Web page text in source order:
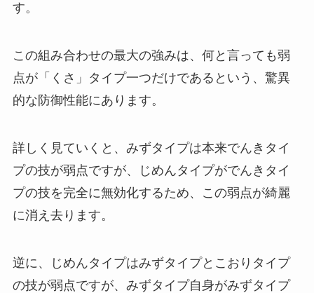
す。
この組み合わせの最大の強みは、何と言っても弱
点が「くさ」タイプ一つだけであるという、驚異
的な防御性能にあります。
詳しく見ていくと、みずタイプは本来でんきタイ
プの技が弱点ですが、じめんタイプがでんきタイ
プの技を完全に無効化するため、この弱点が綺麗
に消え去ります。
逆に、じめんタイプはみずタイプとこおりタイプ
の技が弱点ですが、みずタイプ自身がみずタイプ